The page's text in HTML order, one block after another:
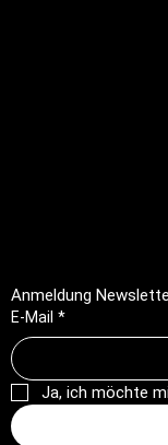
Anmeldung
E-Mail *
Ja, ich möchte